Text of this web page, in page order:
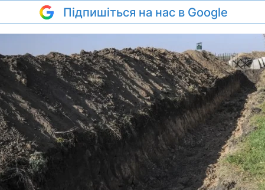
Підпишіться на нас в Google